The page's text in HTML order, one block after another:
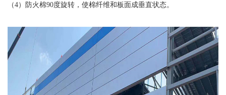
（4）防火棉90度旋转，使棉纤维和板面成垂直状态。